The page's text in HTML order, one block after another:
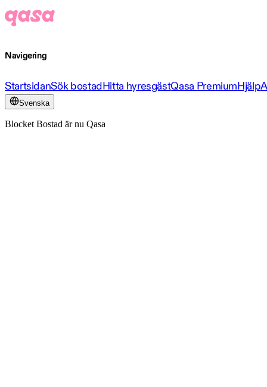
Navigering
StartsidanSök bostadHitta hyresgästQasa PremiumHjälp
Svenska
Blocket Bostad är nu Qasa